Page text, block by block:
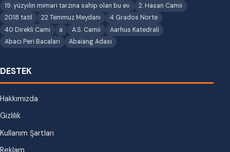
19. yüzyılın mimari tarzına sahip olan bu ev
2. Hasan Camii
2018 tatil
22 Temmuz Meydanı
4 Grados Norte
40 Direkli Cami
a A.S. Camii
Aarhus Katedrali
Abacı Peri Bacaları
Abaiang Adası
DESTEK
Hakkımızda
Gizlilik
Kullanım Şartları
Reklam